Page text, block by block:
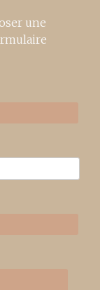
une